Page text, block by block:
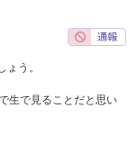
う。
生で見ることだと思い